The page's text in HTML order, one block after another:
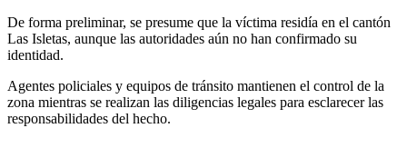
De forma preliminar, se presume que la víctima residía en el cantón
Las Isletas, aunque las autoridades aún no han confirmado su
identidad.
Agentes policiales y equipos de tránsito mantienen el control de la
zona mientras se realizan las diligencias legales para esclarecer las
responsabilidades del hecho.